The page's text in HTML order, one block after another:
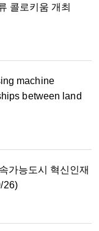
콜로키움 개최
machine
between land
가능도시 혁신인재
26)